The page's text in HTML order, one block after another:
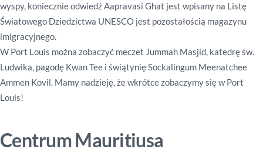
wyspy, koniecznie odwiedź Aapravasi Ghat jest wpisany na Listę
Światowego Dziedzictwa UNESCO jest pozostałością magazynu
imigracyjnego.
W Port Louis można zobaczyć meczet Jummah Masjid, katedrę św.
Ludwika, pagodę Kwan Tee i świątynię Sockalingum Meenatchee
Ammen Kovil. Mamy nadzieję, że wkrótce zobaczymy się w Port
Louis!
Centrum Mauritiusa